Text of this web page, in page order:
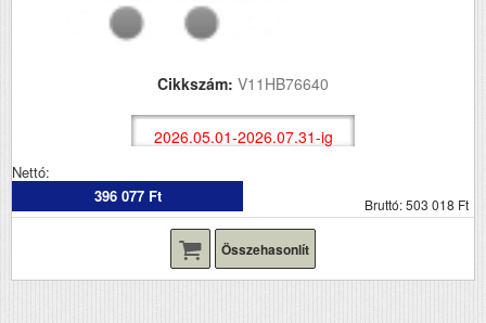
Cikkszám: V11HB76640
2026.05.01-2026.07.31-ig
Nettó:
396 077 Ft
Bruttó: 503 018 Ft
Összehasonlít